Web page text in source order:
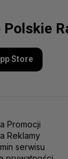
Store
Promocji
Reklamy
serwisu